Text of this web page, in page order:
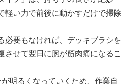
軽い力で前後に動かすだけで掃除
必要もなければ、デッキブラシを
させて翌日に腕が筋肉痛になるこ
明るくなっていくため、作業自